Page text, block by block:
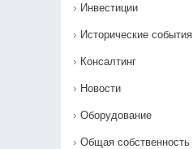
Инвестиции
Исторические события
Консалтинг
Новости
Оборудование
Общая собственность